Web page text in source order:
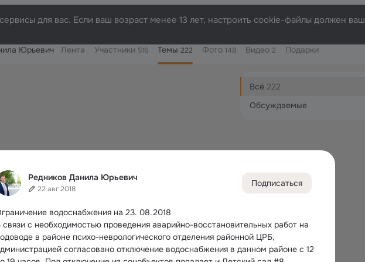
Редников Данила Юрьевич
22 авг 2018
Подписаться
водоснабжения на 23. 08.2018
связи с необходимостью проведения аварийно-восстановительных работ на
в районе психо-неврологического отделения районной ЦРБ,
согласовано отключение водоснабжения в данном районе с 12
для вас. Если ваш возраст менее 13 лет, настроить cookie-файлы должен ваш
Юрьевич Лента Участники 516 Темы 222 Фото 148 Видео 2 Подарки
Дополнительная
колонка
Всё 222
Обсуждаемые